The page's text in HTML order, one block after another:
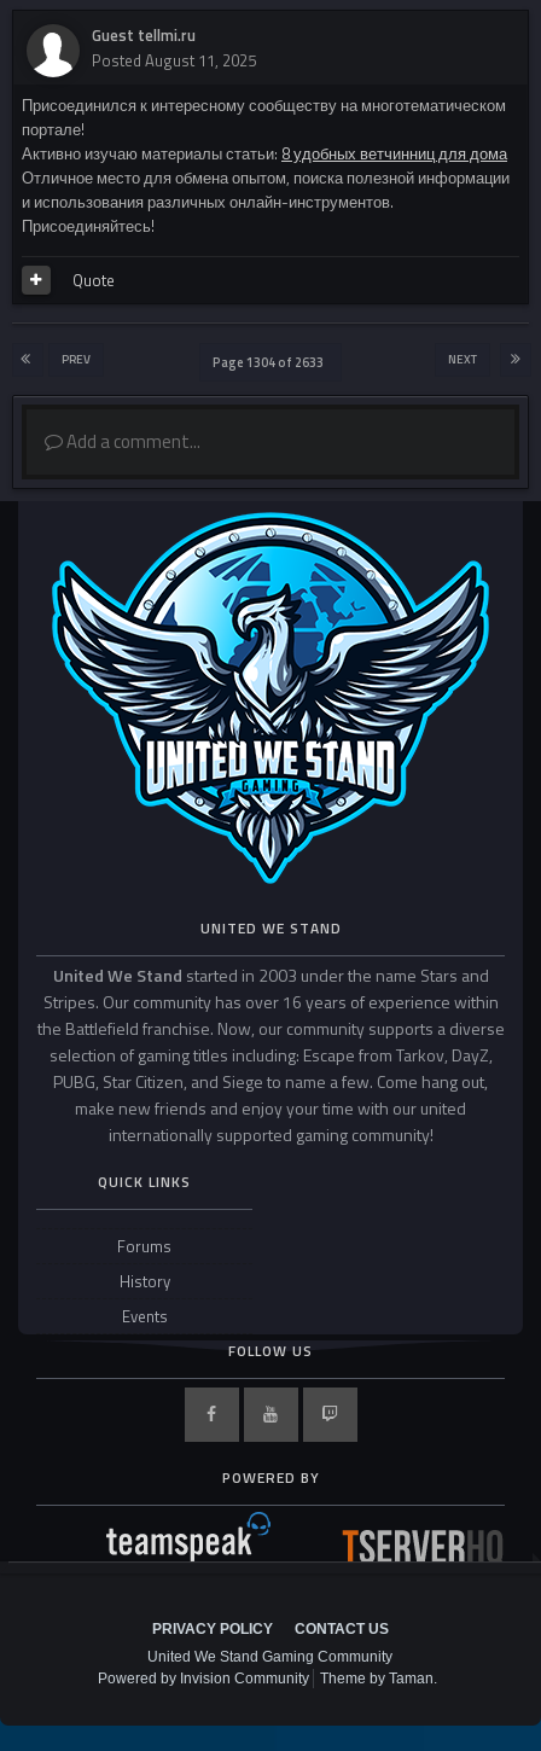
Guest tellmi.ru
Posted August 11, 2025
Присоединился к интересному сообществу на многотематическом
портале!
Активно изучаю материалы статьи: 8 удобных ветчинниц для дома
Отличное место для обмена опытом, поиска полезной информации
и использования различных онлайн-инструментов.
Присоединяйтесь!
Quote
PREV NEXT
Page 1304 of 2633
Add a comment...
UNITED WE STAND
United We Stand started in 2003 under the name Stars and
Stripes. Our community has over 16 years of experience within
the Battlefield franchise. Now, our community supports a diverse
selection of gaming titles including: Escape from Tarkov, DayZ,
PUBG, Star Citizen, and Siege to name a few. Come hang out,
make new friends and enjoy your time with our united
internationally supported gaming community!
QUICK LINKS
Forums
History
Events
FOLLOW US
POWERED BY
PRIVACY POLICY
CONTACT US
United We Stand Gaming Community
Powered by Invision Community
Theme by Taman.